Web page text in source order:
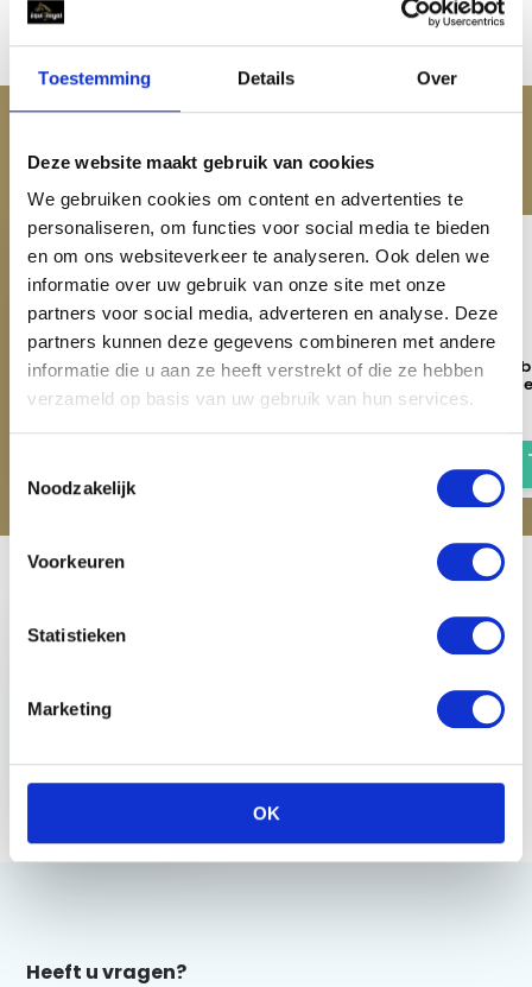
Toestemming Details Over
Deze website maakt gebruik van cookies
We gebruiken cookies om content en advertenties te
personaliseren, om functies voor social media te bieden
en om ons websiteverkeer te analyseren. Ook delen we
informatie over uw gebruik van onze site met onze
partners voor social media, adverteren en analyse. Deze
partners kunnen deze gegevens combineren met andere
informatie die u aan ze heeft verstrekt of die ze hebben
verzameld op basis van uw gebruik van hun services.
Noodzakelijk
Voorkeuren
Statistieken
Marketing
OK
Maak je aankoop compleet
Imperial Riding Dandy Brush
Hard 2 Colors IRH - Sapphire
Imperial Riding Hoof
IRHGrip -
€ 7,16
Sweat scraper IRH -
Sapphire
Heeft u vragen?